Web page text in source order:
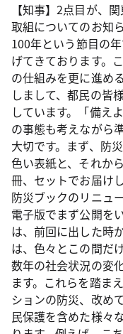
【知事】2点目が、
取組についてのお知
100年という節目の
げてきております。
の仕組みを更に進め
しまして、都民の皆
しています。「備え
の事態も考えながら
大切です。まず、防
色い表紙と、それか
冊、セットでお届け
防災ブックのリニュ
電子版でまず公開を
は、前回に出した時
は、色々とこの間だ
数年の社会状況の変
ます。これらを踏ま
ションの防災、改め
民保護を含めた様々